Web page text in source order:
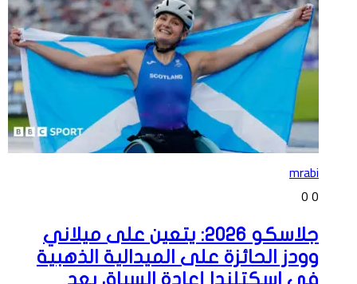
mrabi
0
جلاسكو 2026: يتعين على ميلاني
وودز الحائزة على الميدالية الذهبية
في اسكتلندا إعادة السباق بعد